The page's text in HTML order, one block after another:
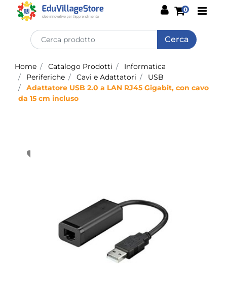
0
Home Catalogo Prodotti
Informatica
Periferiche
Cavi e Adattatori
USB
Adattatore USB 2.0 a LAN RJ45 Gigabit, con cavo
da 15 cm incluso